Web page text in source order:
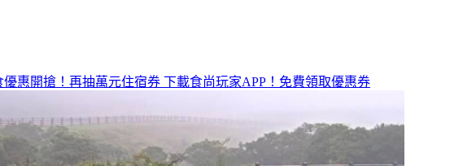
優惠開搶！再抽萬元住宿券 下載食尚玩家APP！免費領取優惠券